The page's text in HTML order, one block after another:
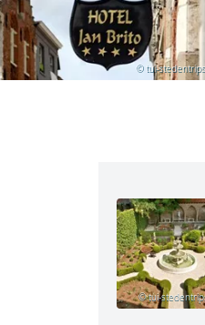
© tui-
© tui-